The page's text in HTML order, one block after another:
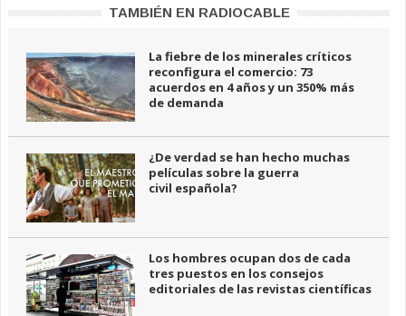
TAMBIÉN EN RADIOCABLE
La fiebre de los minerales críticos
reconfigura el comercio: 73
acuerdos en 4 años y un 350% más
de demanda
¿De verdad se han hecho muchas
películas sobre la guerra
civil española?
Los hombres ocupan dos de cada
tres puestos en los consejos
editoriales de las revistas científicas